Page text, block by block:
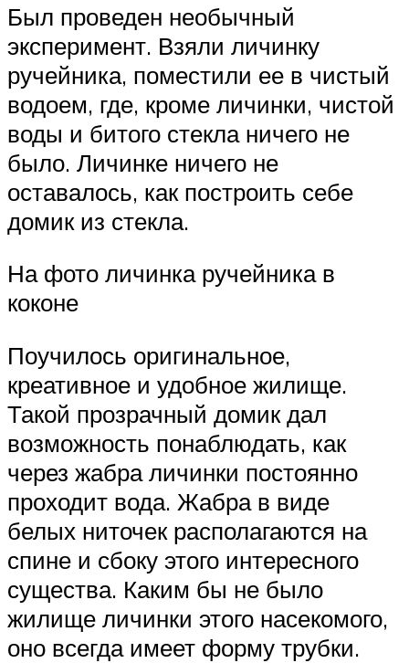
Был проведен необычный
эксперимент. Взяли личинку
ручейника, поместили ее в чистый
водоем, где, кроме личинки, чистой
воды и битого стекла ничего не
было. Личинке ничего не
оставалось, как построить себе
домик из стекла.
На фото личинка ручейника в
коконе
Поучилось оригинальное,
креативное и удобное жилище.
Такой прозрачный домик дал
возможность понаблюдать, как
через жабра личинки постоянно
проходит вода. Жабра в виде
белых ниточек располагаются на
спине и сбоку этого интересного
существа. Каким бы не было
жилище личинки этого насекомого,
оно всегда имеет форму трубки.